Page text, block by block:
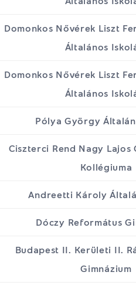
Domonkos Nővérek Liszt
Általános
Domonkos Nővérek Liszt
Általános
Pólya György
Ciszterci Rend Nagy Lajos
Kollégiuma
Andreetti Károly
Dóczy Református
Budapest II. Kerületi II.
Gimnázium